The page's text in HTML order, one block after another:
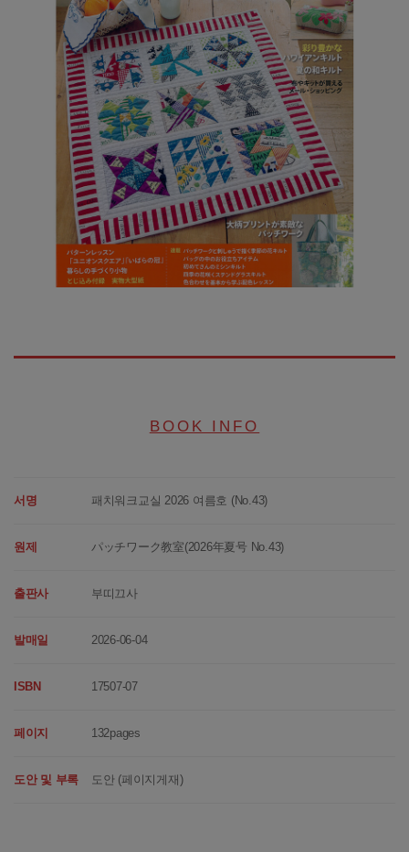
BOOK INFO
서명 패치워크교실 2026 여름호 (No.43)
원제 パッチワーク教室(2026年夏号 No.43)
출판사 부띠끄사
발매일 2026-06-04
ISBN 17507-07
페이지 132pages
도안 및 부록 도안 (페이지게재)